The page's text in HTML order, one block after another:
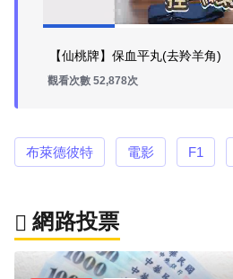
【仙桃牌】保血平丸(去羚羊角)
觀看次數 52,878次
布萊德彼特 電影 F1
網路投票